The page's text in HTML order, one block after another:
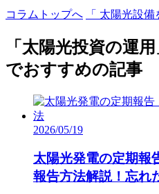
現在はマネージャーとして、案件
投資家にとって最も安全で収益性
底している。
【メディア掲載・登壇実績】
2025.08.29：Forbes Japan 掲載（掲
【編集・監修ポリシー】
当メディアでは、太陽光発電投資
自社で太陽光関連事業を多角的に
ーション上の収益性だけでなく、
コラムトップへ 「 太陽光設
「太陽光投資の運用
でおすすめの記事
2026/05/19
太陽光発電の定期報
報告方法解説！忘れ